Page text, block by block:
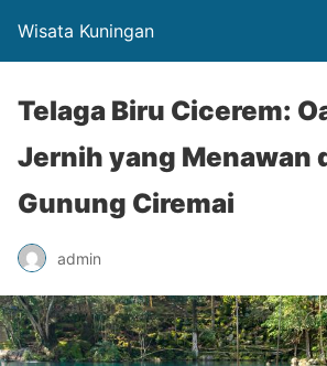
Wisata Kuningan
Telaga Biru Cicerem:
Jernih yang Menawan
Gunung Ciremai
admin